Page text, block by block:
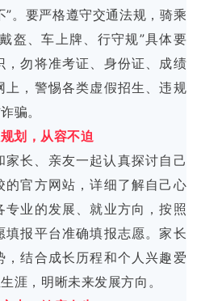
”。要严格遵守交通法规，骑乘
盔、车上牌、行守规”具体要
，勿将准考证、身份证、成绩
上，警惕各类虚假招生、违规
骗。
划，从容不迫
长、亲友一起认真探讨自己
的官方网站，详细了解自己心
专业的发展、就业方向，按照
填报平台准确填报志愿。家长
结合成长历程和个人兴趣爱
涯，明晰未来发展方向。